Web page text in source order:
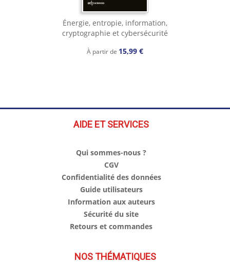
Énergie, entropie, information,
cryptographie et cybersécurité
À partir de 15,99 €
AIDE ET SERVICES
Qui sommes-nous ?
CGV
Confidentialité des données
Guide utilisateurs
Information aux auteurs
Sécurité du site
Retours et commandes
NOS THÉMATIQUES